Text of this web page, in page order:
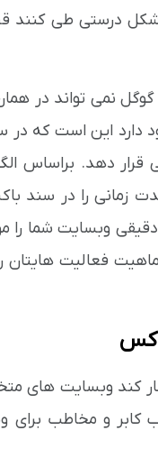
درستی طی کنند
نمی تواند در همان
دارد این است که در
قرار دهد. براساس
زمانی را در سند
وبسایت شما را
فعالیت هایتان
کند وبسایت های
کابر و مخاطب برای